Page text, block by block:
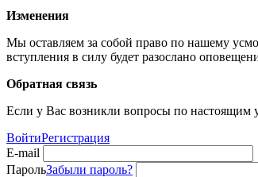
Изменения
Мы оставляем за собой право по нашему
вступления в силу будет разослано
Обратная связь
Если у Вас возникли вопросы по настоящим
ВойтиРегистрация
E-mail
ПарольЗабыли пароль?